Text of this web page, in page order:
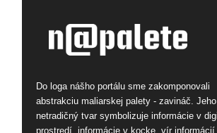
Do loga nášho portálu sme zakomponovali
abstrakciu maliarskej palety - zavináč. Jeho
netradičný tvar symbolizuje informácie v
prostredí, informácie v kocke, vír informácií.